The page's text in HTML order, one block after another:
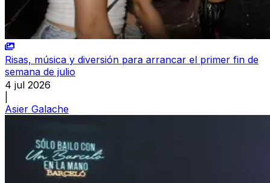
Risas, música y diversión para arrancar el primer fin de
semana de julio
4 jul 2026
Asier Galache